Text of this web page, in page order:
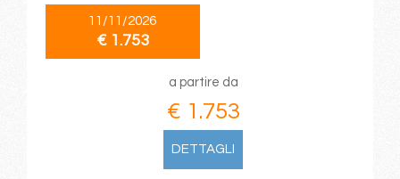
11/11/2026
€ 1.753
a partire da
€ 1.753
DETTAGLI